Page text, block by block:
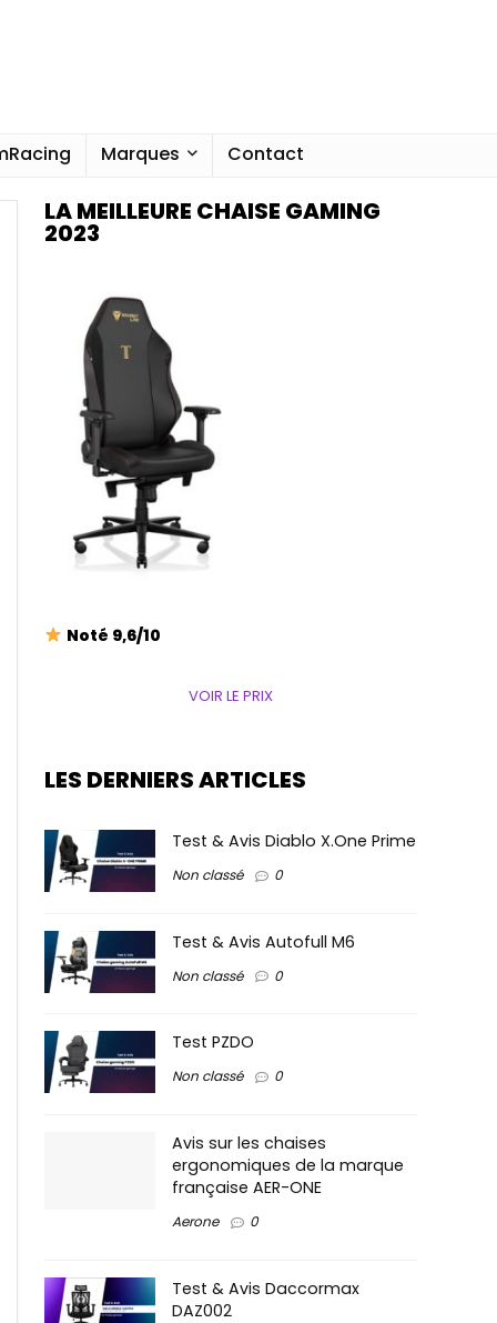
Marques Contact
LA MEILLEURE CHAISE GAMING
2023
Noté 9,6/10
VOIR LE PRIX
LES DERNIERS ARTICLES
Test & Avis Diablo X.One Prime
Non classé 0
Test & Avis Autofull M6
Non classé 0
Test PZDO
Non classé 0
Avis sur les chaises
ergonomiques de la marque
française AER-ONE
Aerone 0
Test & Avis Daccormax
DAZ002